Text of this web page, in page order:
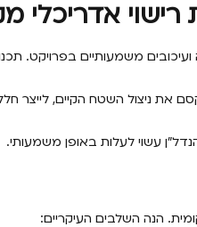
אדריכלי
משמעותיים בפרויקט.
את ניצול השטח הקיים, לייצר
עשוי לעלות באופן משמעותי.
הנה השלבים העיקריים: